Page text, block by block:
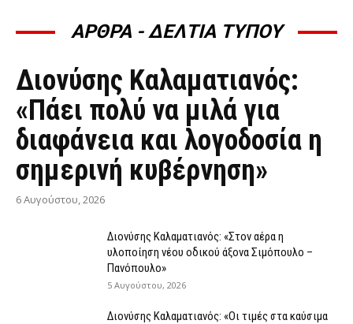
ΑΡΘΡΑ - ΔΕΛΤΙΑ ΤΥΠΟΥ
ΆΡΘΡΑ - ΔΕΛΤΊΑ ΤΎΠΟΥ
Διονύσης Καλαματιανός:
«Πάει πολύ να μιλά για
διαφάνεια και λογοδοσία η
σημερινή κυβέρνηση»
6 Αυγούστου, 2026
Διονύσης Καλαματιανός: «Στον αέρα η
υλοποίηση νέου οδικού άξονα Σιμόπουλο –
Πανόπουλο»
5 Αυγούστου, 2026
Διονύσης Καλαματιανός: «Οι τιμές στα καύσιμα